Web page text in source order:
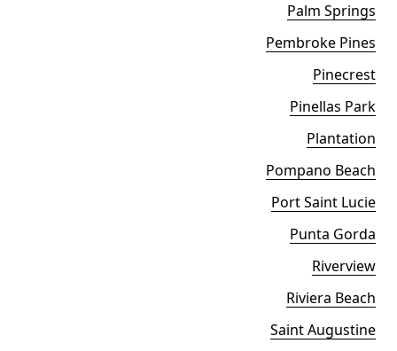
Palm Springs
Pembroke Pines
Pinecrest
Pinellas Park
Plantation
Pompano Beach
Port Saint Lucie
Punta Gorda
Riverview
Riviera Beach
Saint Augustine